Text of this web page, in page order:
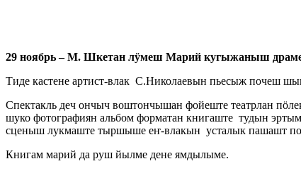
29 ноябрь – М. Шкетан лӱмеш Марий кугыжаныш
Тиде кастене артист-влак С.Николаевын пьесыж почеш
Спектакль деч ончыч воштончышан фойеште театрлан
шуко фотографиян альбом форматан книгаште тудын
сценыш лукмаште тыршыше еҥ-влакын усталык пашашт
Книгам марий да руш йылме дене ямдылыме.